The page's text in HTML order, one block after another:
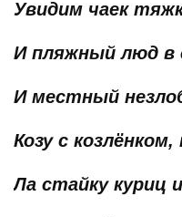
Увидим чаек
И пляжный люд в
И местный
Козу с
Ла стайку куриц